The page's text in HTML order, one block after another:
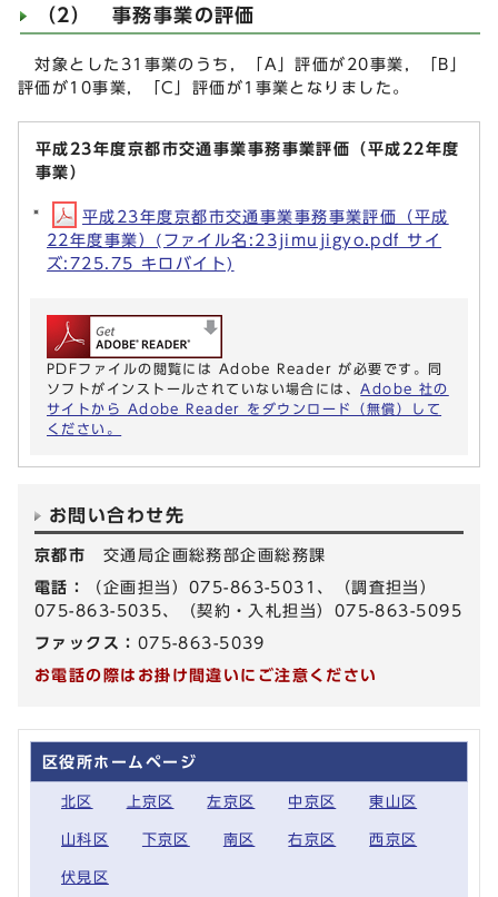
（2） 事務事業の評価
対象とした31事業のうち，「A」評価が20事業，「B」
評価が10事業，「C」評価が1事業となりました。
平成23年度京都市交通事業事務事業評価（平成22年度
事業）
平成23年度京都市交通事業事務事業評価（平成
22年度事業）(ファイル名:23jimujigyo.pdf サイ
ズ:725.75 キロバイト)
PDFファイルの閲覧には Adobe Reader が必要です。同
ソフトがインストールされていない場合には、Adobe 社の
サイトから Adobe Reader をダウンロード（無償）して
ください。
お問い合わせ先
京都市 交通局企画総務部企画総務課
電話：
（企画担当）075-863-5031、（調査担当）
075-863-5035、（契約・入札担当）075-863-5095
ファックス： 075-863-5039
お電話の際はお掛け間違いにご注意ください
区役所ホームページ
北区 上京区 左京区 中京区 東山区
山科区 下京区 南区 右京区 西京区
伏見区